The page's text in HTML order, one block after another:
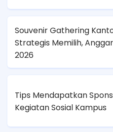
Souvenir Gathering
Strategis Memilih,
2026
Tips Mendapatkan
Kegiatan Sosial Kampus